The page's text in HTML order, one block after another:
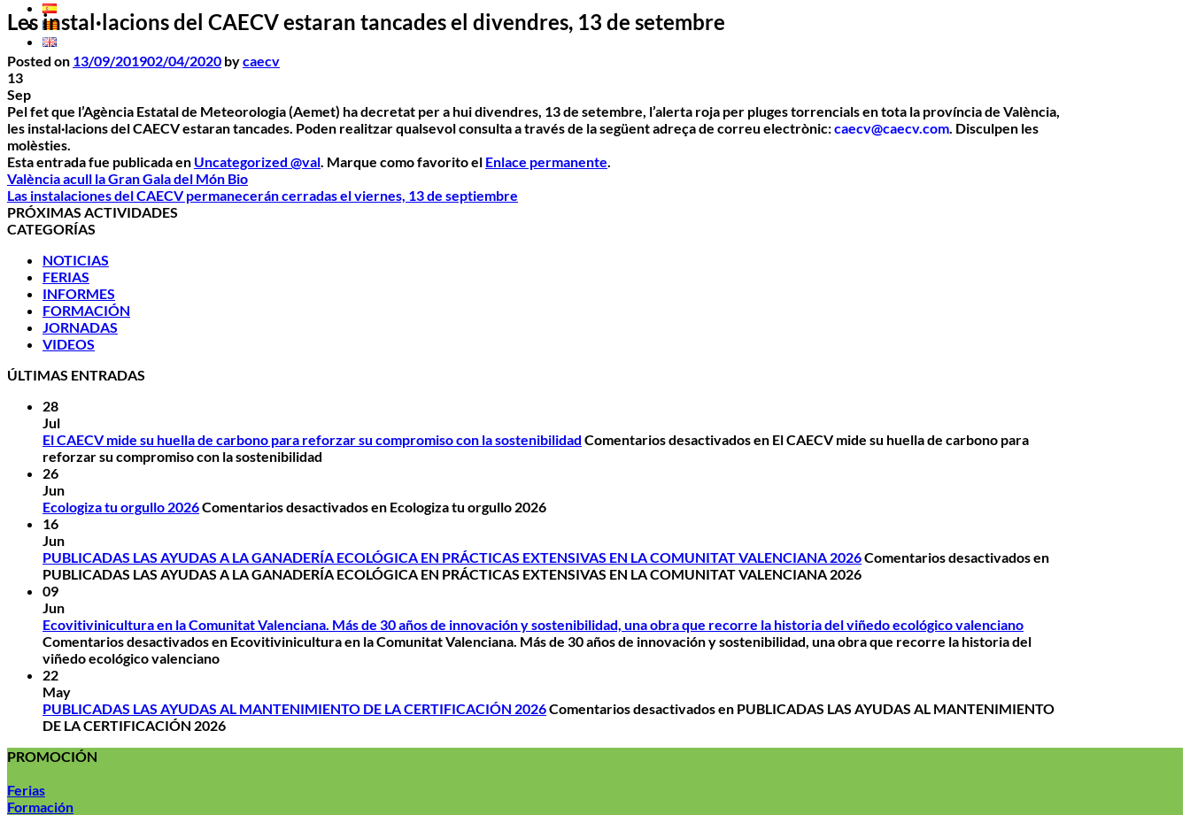
Les instal·lacions del CAECV estaran tancades el divendres, 13 de setembre
Posted on 13/09/201902/04/2020 bycaecv
13
Sep
Pel fet que l’Agència Estatal de Meteorologia (Aemet) ha decretat per a hui divendres, 13 de setembre, l’alerta roja per pluges torrencials en tota la província de València,
les instal·lacions del CAECV estaran tancades. Poden realitzar qualsevol consulta a través de la següent adreça de correu electrònic:caecv@caecv.com. Disculpen les
molèsties.
Esta entrada fue publicada en Uncategorized @val. Marque como favorito el Enlace permanente.
València acull la Gran Gala del Món Bio
Las instalaciones del CAECV permanecerán cerradas el viernes, 13 de septiembre
PRÓXIMAS ACTIVIDADES
CATEGORÍAS
NOTICIAS
FERIAS
INFORMES
FORMACIÓN
JORNADAS
VIDEOS
ÚLTIMAS ENTRADAS
28
Jul
El CAECV mide su huella de carbono para reforzar su compromiso con la sostenibilidad Comentarios desactivadosen El CAECV mide su huella de carbono para
reforzar su compromiso con la sostenibilidad
26
Jun
Ecologiza tu orgullo 2026Comentarios desactivadosen Ecologiza tu orgullo 2026
16
Jun
PUBLICADAS LAS AYUDAS A LA GANADERÍA ECOLÓGICA EN PRÁCTICAS EXTENSIVAS EN LA COMUNITAT VALENCIANA 2026Comentarios desactivadosen
PUBLICADAS LAS AYUDAS A LA GANADERÍA ECOLÓGICA EN PRÁCTICAS EXTENSIVAS EN LA COMUNITAT VALENCIANA 2026
09
Jun
Ecovitivinicultura en la Comunitat Valenciana. Más de 30 años de innovación y sostenibilidad, una obra que recorre la historia del viñedo ecológico valenciano
Comentarios desactivadosen Ecovitivinicultura en la Comunitat Valenciana. Más de 30 años de innovación y sostenibilidad, una obra que recorre la historia del
viñedo ecológico valenciano
22
May
PUBLICADAS LAS AYUDAS AL MANTENIMIENTO DE LA CERTIFICACIÓN 2026Comentarios desactivadosen PUBLICADAS LAS AYUDAS AL MANTENIMIENTO
DE LA CERTIFICACIÓN 2026
PROMOCIÓN
Ferias
Formación